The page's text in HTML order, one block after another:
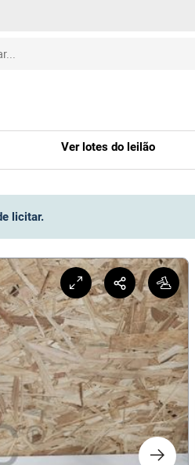
Ver lotes do leilão
licitar.